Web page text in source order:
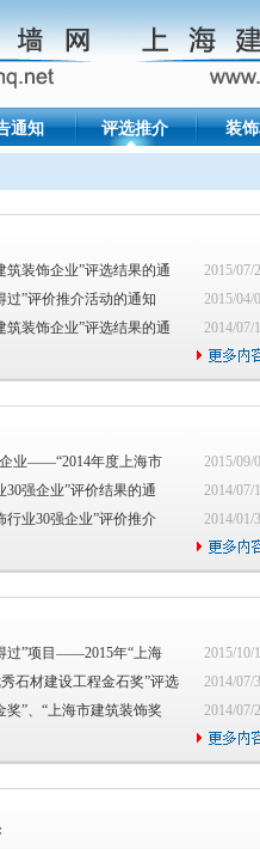
通知 评选推介 装
筑装饰企业”评选结果的通
2015/07/
过”评价推介活动的通知
2015/04/
筑装饰企业”评选结果的通
2014/07/
业——“2014年度上海市
2015/09/
30强企业”评价结果的通
2014/07/
行业30强企业”评价推介
2014/01/
过”项目——2015年“上海
2015/10/
石材建设工程金石奖”评选
2014/07/
奖”、“上海市建筑装饰奖
2014/07/